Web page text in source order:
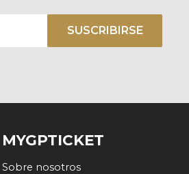
SUSCRIBIRSE
MYGPTICKET
Sobre nosotros